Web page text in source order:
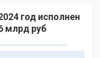
год исполнен
млрд руб